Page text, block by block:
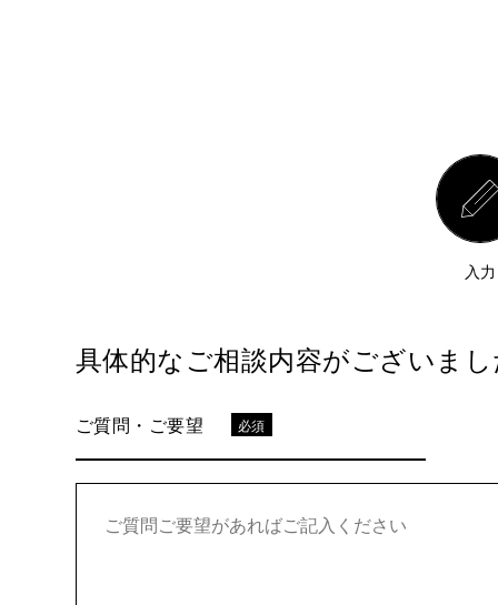
入力
具体的なご相談内容がございま
ご質問・ご要望 必須